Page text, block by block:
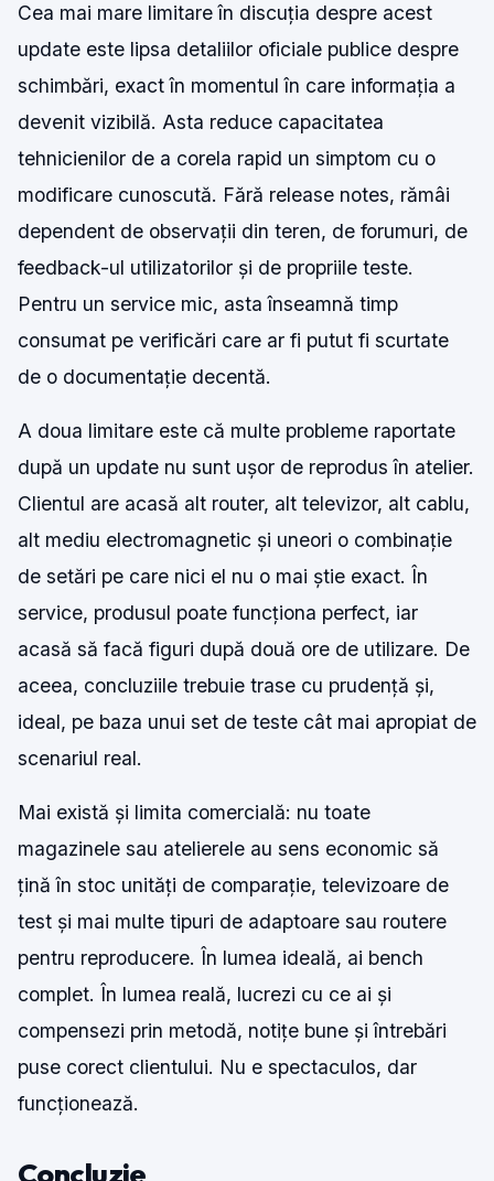
Cea mai mare limitare în discuția despre acest
update este lipsa detaliilor oficiale publice despre
schimbări, exact în momentul în care informația a
devenit vizibilă. Asta reduce capacitatea
tehnicienilor de a corela rapid un simptom cu o
modificare cunoscută. Fără release notes, rămâi
dependent de observații din teren, de forumuri, de
feedback-ul utilizatorilor și de propriile teste.
Pentru un service mic, asta înseamnă timp
consumat pe verificări care ar fi putut fi scurtate
de o documentație decentă.
A doua limitare este că multe probleme raportate
după un update nu sunt ușor de reprodus în atelier.
Clientul are acasă alt router, alt televizor, alt cablu,
alt mediu electromagnetic și uneori o combinație
de setări pe care nici el nu o mai știe exact. În
service, produsul poate funcționa perfect, iar
acasă să facă figuri după două ore de utilizare. De
aceea, concluziile trebuie trase cu prudență și,
ideal, pe baza unui set de teste cât mai apropiat de
scenariul real.
Mai există și limita comercială: nu toate
magazinele sau atelierele au sens economic să
țină în stoc unități de comparație, televizoare de
test și mai multe tipuri de adaptoare sau routere
pentru reproducere. În lumea ideală, ai bench
complet. În lumea reală, lucrezi cu ce ai și
compensezi prin metodă, notițe bune și întrebări
puse corect clientului. Nu e spectaculos, dar
funcționează.